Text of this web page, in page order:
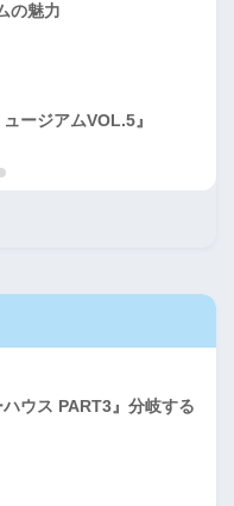
の魅力
ージアムVOL.5』
ウス PART3』分岐する